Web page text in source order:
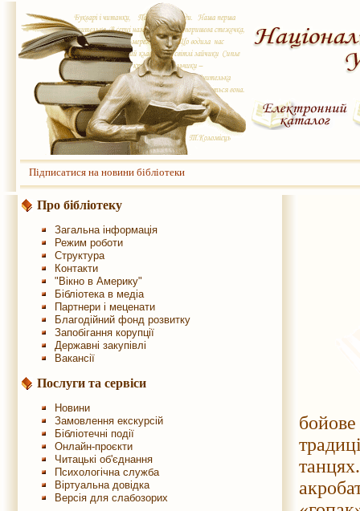
Підписатися на новини бібліотеки
Про бібліотеку
Загальна інформація
Режим роботи
Структура
Контакти
"Вікно в Америку"
Бібліотека в медіа
Партнери і меценати
Благодійний фонд розвитку
Запобігання корупції
Державні закупівлі
Вакансії
Послуги та сервіси
Новини
Замовлення екскурсій
Бібліотечні події
Онлайн-проєкти
Читацькі об'єднання
Психологічна служба
Віртуальна довідка
Версія для слабозорих